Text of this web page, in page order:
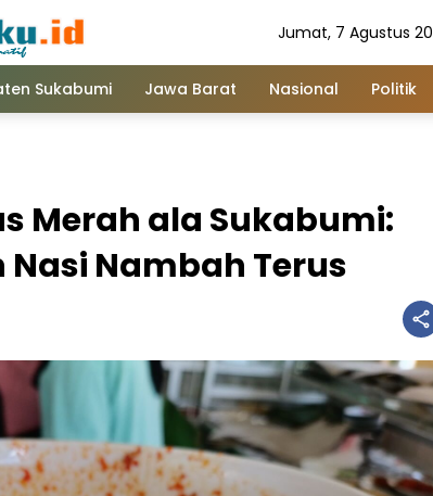
Jumat, 7 Agustus
Sukabumi Jawa Barat Nasional Politik
Merah ala Sukabumi:
Nasi Nambah Terus